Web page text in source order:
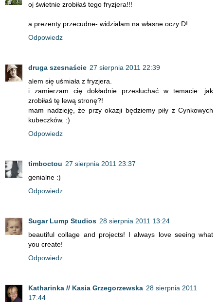
oj świetnie zrobiłaś tego fryzjera!!!
a prezenty przecudne- widziałam na własne oczy:D!
Odpowiedz
druga szesnaście 27 sierpnia 2011 22:39
alem się uśmiała z fryzjera.
i zamierzam cię dokładnie przesłuchać w temacie: jak
zrobiłaś tę lewą stronę?!
mam nadzieję, że przy okazji będziemy piły z Cynkowych
kubeczków. :)
Odpowiedz
timboctou 27 sierpnia 2011 23:37
genialne :)
Odpowiedz
Sugar Lump Studios 28 sierpnia 2011 13:24
beautiful collage and projects! I always love seeing what
you create!
Odpowiedz
Katharinka // Kasia Grzegorzewska 28 sierpnia 2011
17:44